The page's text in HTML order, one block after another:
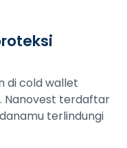
di cold wallet
Nanovest terdaftar
terlindungi